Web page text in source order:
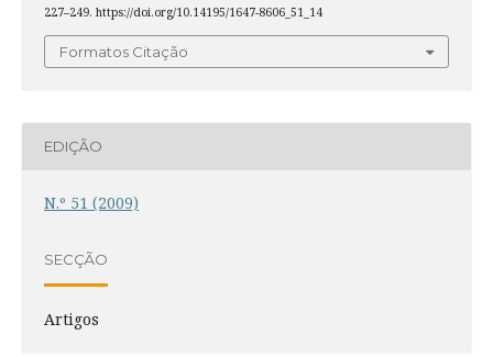
227–249. https://doi.org/10.14195/1647-8606_51_14
Formatos Citação
EDIÇÃO
N.º 51 (2009)
SECÇÃO
Artigos